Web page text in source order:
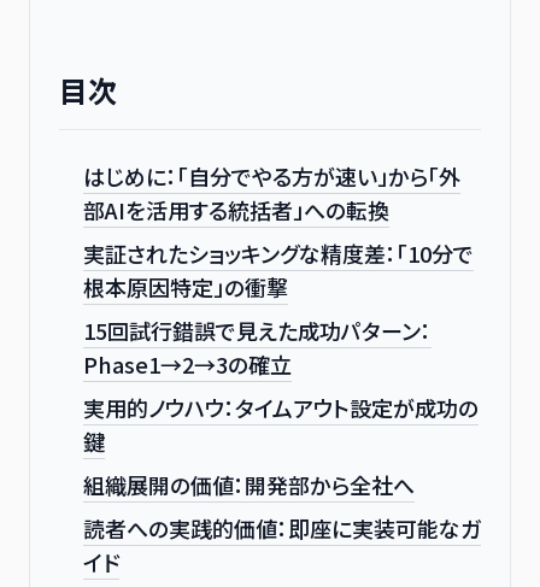
目次
はじめに：「自分でやる方が速い」から「外
部AIを活用する統括者」への転換
実証されたショッキングな精度差：「10分で
根本原因特定」の衝撃
15回試行錯誤で見えた成功パターン：
Phase1→2→3の確立
実用的ノウハウ：タイムアウト設定が成功の
鍵
組織展開の価値：開発部から全社へ
読者への実践的価値：即座に実装可能なガ
イド